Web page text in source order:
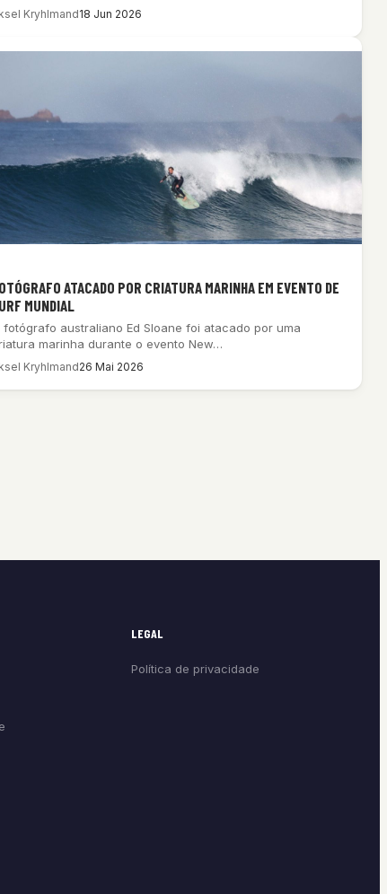
Kryhlmand18 Jun 2026
ATACADO POR CRIATURA MARINHA EM EVENTO DE
MUNDIAL
fotógrafo australiano Ed Sloane foi atacado por uma
marinha durante o evento New…
Kryhlmand26 Mai 2026
LEGAL
Política de privacidade